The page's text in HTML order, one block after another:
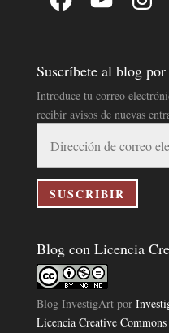
Suscríbete al blog
Introduce tu correo
recibir avisos de nuevas
correo
electrónico
SUSCRIBIR
Blog con Licencia
Blog InvestigArtpor
Licencia Creative